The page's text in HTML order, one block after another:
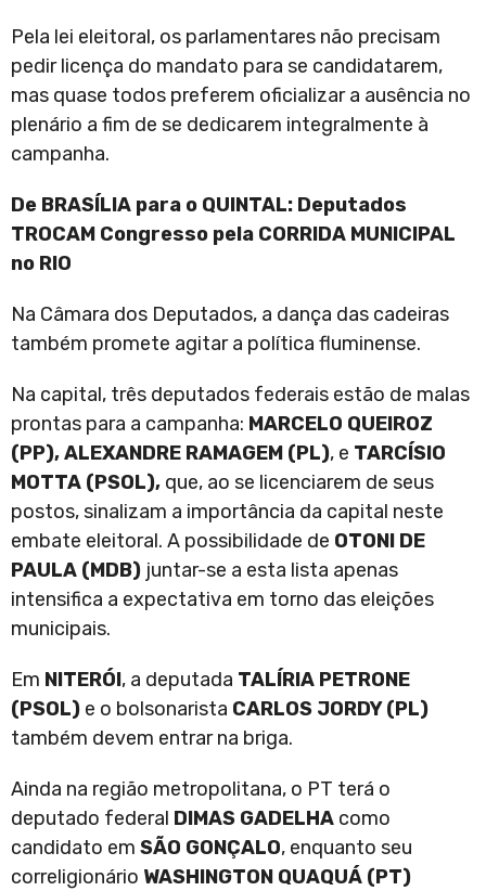
Pela lei eleitoral, os parlamentares não precisam
pedir licença do mandato para se candidatarem,
mas quase todos preferem oficializar a ausência no
plenário a fim de se dedicarem integralmente à
campanha.
De BRASÍLIA para o QUINTAL: Deputados
TROCAM Congresso pela CORRIDA MUNICIPAL
no RIO
Na Câmara dos Deputados, a dança das cadeiras
também promete agitar a política fluminense.
Na capital, três deputados federais estão de malas
prontas para a campanha: MARCELO QUEIROZ
(PP), ALEXANDRE RAMAGEM (PL), e TARCÍSIO
MOTTA (PSOL), que, ao se licenciarem de seus
postos, sinalizam a importância da capital neste
embate eleitoral. A possibilidade de OTONI DE
PAULA (MDB) juntar-se a esta lista apenas
intensifica a expectativa em torno das eleições
municipais.
Em NITERÓI, a deputada TALÍRIA PETRONE
(PSOL) e o bolsonarista CARLOS JORDY (PL)
também devem entrar na briga.
Ainda na região metropolitana, o PT terá o
deputado federal DIMAS GADELHA como
candidato em SÃO GONÇALO, enquanto seu
correligionário WASHINGTON QUAQUÁ (PT)